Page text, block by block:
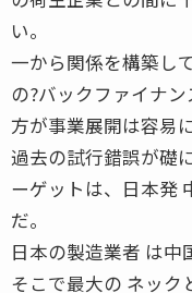
い。
一から関係を構築し
の?バックファイナ
方が事業展開は容易
過去の試行錯誤が礎
ーゲットは、日本発
だ。
日本の製造業者 は中
そこで最大の ネック